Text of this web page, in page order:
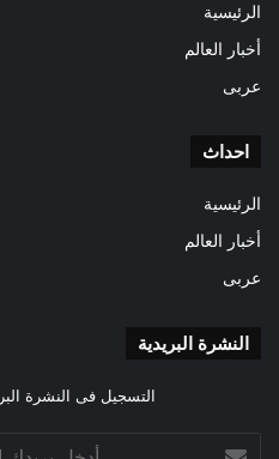
الرئيسية
أخبار العالم
عربى
احداث
الرئيسية
أخبار العالم
عربى
النشرة البريدية
التسجيل فى النشرة